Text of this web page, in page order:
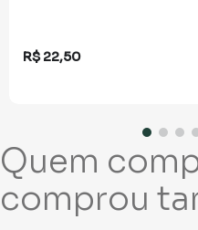
R$ 22,50
Quem
comprou